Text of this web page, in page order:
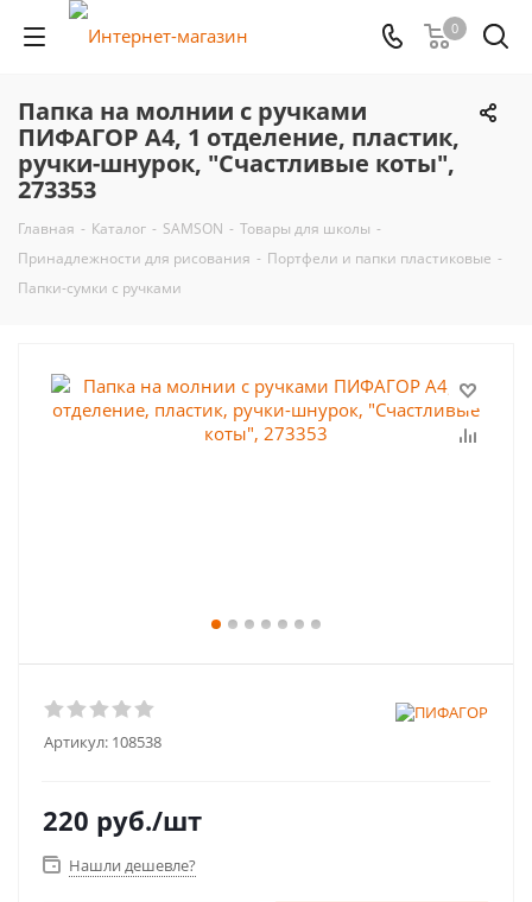
0
Папка на молнии с ручками
ПИФАГОР А4, 1 отделение, пластик,
ручки-шнурок, "Счастливые коты",
273353
Главная - Каталог - SAMSON - Товары для школы -
Принадлежности для рисования - Портфели и папки пластиковые -
Папки-сумки с ручками
Артикул: 108538
220 руб./шт
Нашли дешевле?